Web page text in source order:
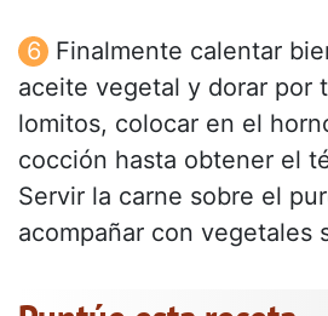
Finalmente calentar
aceite vegetal y dorar por
lomitos, colocar en el
cocción hasta obtener el
Servir la carne sobre el
acompañar con vegetales